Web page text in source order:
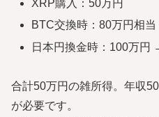
XRP購入：50万円
BTC交換時：80万円相
日本円換金時：100万円
合計50万円の雑所得。年収
が必要です。